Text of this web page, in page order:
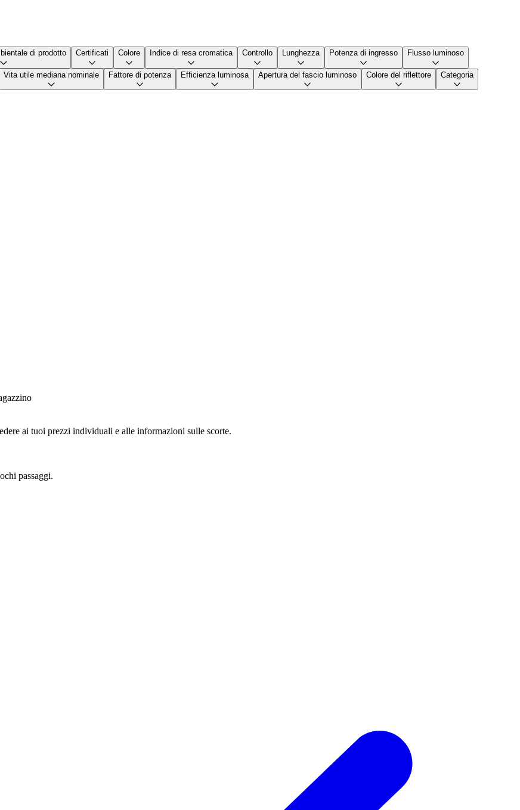
di prodotto Certificati Colore Indice di resa cromatica Controllo Lunghezza Potenza di ingresso Flusso luminoso
Vita utile mediana nominale Fattore di potenza Efficienza luminosa Apertura del fascio luminoso Colore del riflettore Categoria
ai tuoi prezzi individuali e alle informazioni sulle scorte.
passaggi.